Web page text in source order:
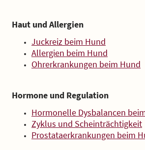
Haut und Allergien
Juckreiz beim Hund
Allergien beim Hund
Ohrerkrankungen beim Hund
Hormone und Regulation
Hormonelle Dysbalancen
Zyklus und Scheinträchtigkeit
Prostataerkrankungen beim